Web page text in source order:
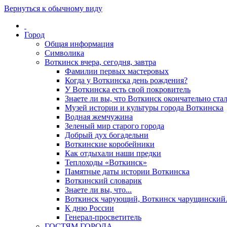
Вернуться к обычному виду
Город
Общая информация
Символика
Воткинск вчера, сегодня, завтра
Фамилии первых мастеровых
Когда у Воткинска день рождения?
У Воткинска есть свой покровитель
Знаете ли вы, что Воткинск окончательно
Музей истории и культуры города Воткинска
Водная жемчужина
Зеленый мир старого города
Добрый дух богадельни
Воткинские коробейники
Как отдыхали наши предки
Теплоходы «Воткинск»
Памятные даты истории Воткинска
Воткинский словарик
Знаете ли вы, что...
Воткинск чарующий, Воткинск
К дню России
Генерал-просветитель